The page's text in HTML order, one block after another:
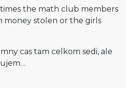
the math club members
money stolen or the girls
cas tam celkom sedi, ale